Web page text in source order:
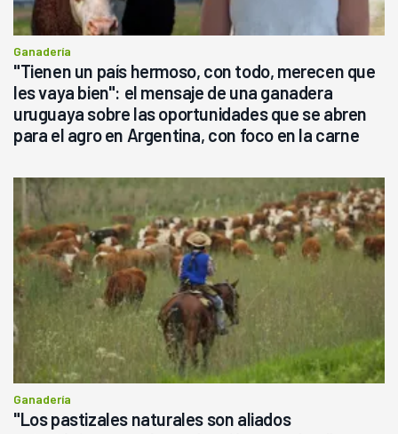
Ganadería
"Tienen un país hermoso, con todo, merecen que
les vaya bien": el mensaje de una ganadera
uruguaya sobre las oportunidades que se abren
para el agro en Argentina, con foco en la carne
Ganadería
"Los pastizales naturales son aliados